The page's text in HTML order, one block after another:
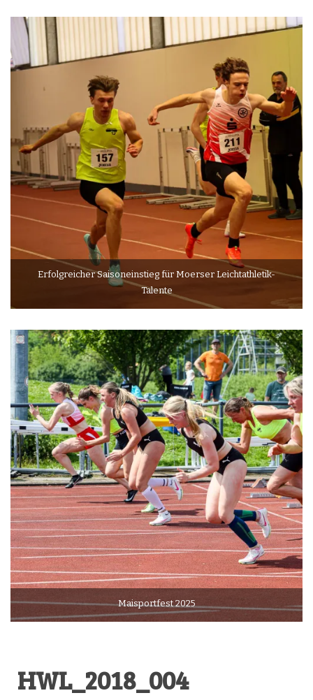
Erfolgreicher Saisoneinstieg für Moerser Leichtathletik-
Talente
Maisportfest 2025
HWL_2018_004